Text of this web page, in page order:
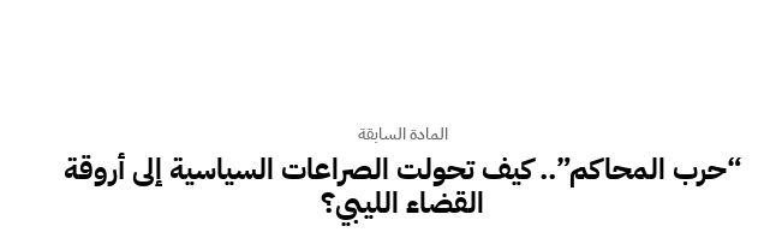
المادة السابقة
“حرب المحاكم”.. كيف تحولت الصراعات السياسية إلى أروقة
القضاء الليبي؟